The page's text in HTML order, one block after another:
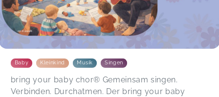
Baby Kleinkind Musik Singen
bring your baby chor® Gemeinsam singen.
Verbinden. Durchatmen. Der bring your baby